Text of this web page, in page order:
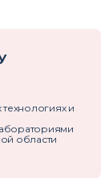
и
области